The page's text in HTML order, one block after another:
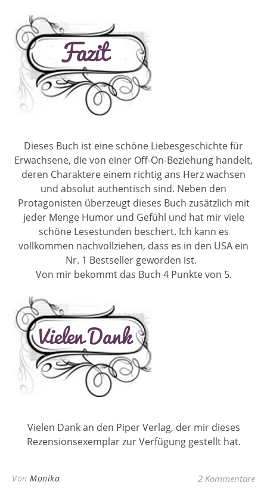
Dieses Buch ist eine schöne Liebesgeschichte für
Erwachsene, die von einer Off-On-Beziehung handelt,
deren Charaktere einem richtig ans Herz wachsen
und absolut authentisch sind. Neben den
Protagonisten überzeugt dieses Buch zusätzlich mit
jeder Menge Humor und Gefühl und hat mir viele
schöne Lesestunden beschert. Ich kann es
vollkommen nachvollziehen, dass es in den USA ein
Nr. 1 Bestseller geworden ist.
Von mir bekommt das Buch 4 Punkte von 5.
Vielen Dank an den Piper Verlag, der mir dieses
Rezensionsexemplar zur Verfügung gestellt hat.
Von Monika 2 Kommentare